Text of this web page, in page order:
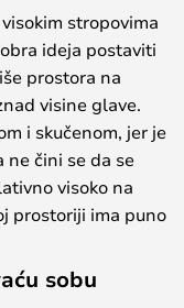
stropovima
ideja postaviti
prostora na
visine glave.
i skučenom, jer je
ne čini se da se
visoko na
prostoriji ima puno
sobu